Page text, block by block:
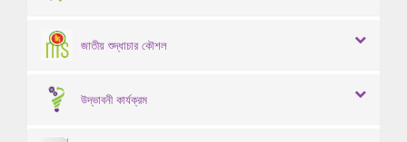
জাতীয় শুদ্ধাচার কৌশল
উদ্ভাবনী কার্যক্রম